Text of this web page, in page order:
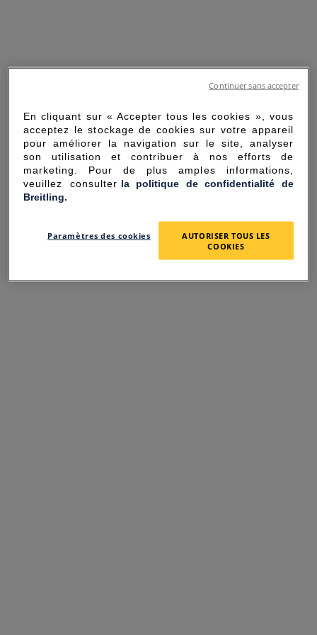
SORRY FOR THE
INCONVENIENCE
UNEXPECTED ERROR OCCURRED.
En cliquant sur « Accepter tous les cookies », vous
acceptez le stockage de cookies sur votre appareil
pour améliorer la navigation sur le site, analyser
son utilisation et contribuer à nos efforts de
marketing. Pour de plus amples informations,
veuillez consulter la politique de confidentialité de
Breitling.
Paramètres des cookies
AUTORISER TOUS LES
COOKIES
Continuer sans accepter